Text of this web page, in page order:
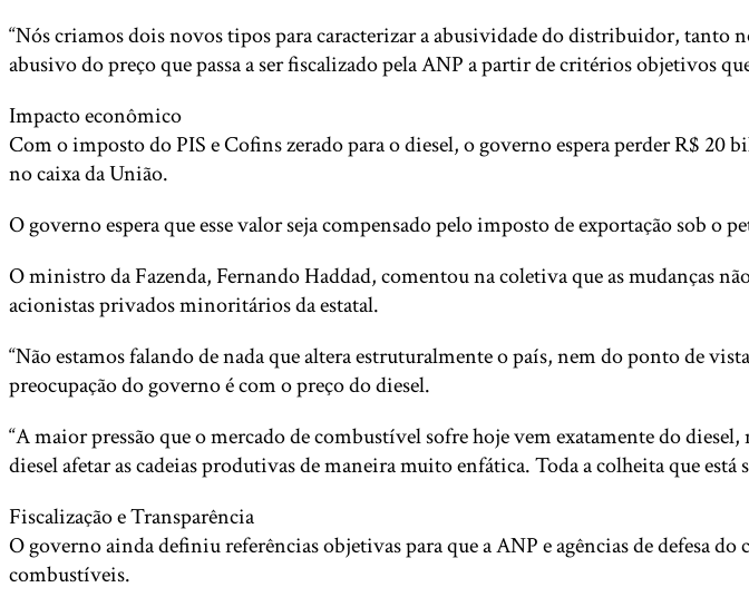
“Nós criamos dois novos tipos para caracterizar a abusividade do distribuidor,
abusivo do preço que passa a ser fiscalizado pela ANP a partir de critérios objetivos
Impacto econômico
Com o imposto do PIS e Cofins zerado para o diesel, o governo espera perder R$ 20
no caixa da União.
O governo espera que esse valor seja compensado pelo imposto de exportação sob o
O ministro da Fazenda, Fernando Haddad, comentou na coletiva que as mudanças
acionistas privados minoritários da estatal.
“Não estamos falando de nada que altera estruturalmente o país, nem do ponto de
preocupação do governo é com o preço do diesel.
“A maior pressão que o mercado de combustível sofre hoje vem exatamente do
diesel afetar as cadeias produtivas de maneira muito enfática. Toda a colheita que
Fiscalização e Transparência
O governo ainda definiu referências objetivas para que a ANP e agências de defesa
combustíveis.